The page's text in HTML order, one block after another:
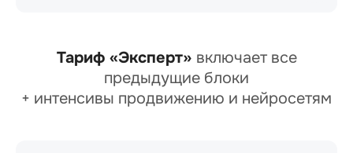
Тариф «Эксперт» включает все
предыдущие блоки
+ интенсивы продвижению и нейросетям